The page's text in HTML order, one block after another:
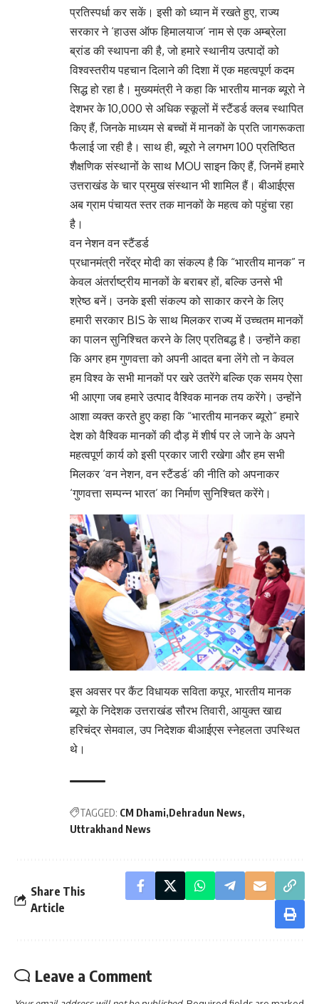
प्रतिस्पर्धा कर सकें। इसी को ध्यान में रखते हुए, राज्य
सरकार ने ‘हाउस ऑफ हिमालयाज’ नाम से एक अम्ब्रेला
ब्रांड की स्थापना की है, जो हमारे स्थानीय उत्पादों को
विश्वस्तरीय पहचान दिलाने की दिशा में एक महत्वपूर्ण कदम
सिद्ध हो रहा है। मुख्यमंत्री ने कहा कि भारतीय मानक ब्यूरो ने
देशभर के 10,000 से अधिक स्कूलों में स्टैंडर्ड क्लब स्थापित
किए हैं, जिनके माध्यम से बच्चों में मानकों के प्रति जागरूकता
फैलाई जा रही है। साथ ही, ब्यूरो ने लगभग 100 प्रतिष्ठित
शैक्षणिक संस्थानों के साथ MOU साइन किए हैं, जिनमें हमारे
उत्तराखंड के चार प्रमुख संस्थान भी शामिल हैं। बीआईएस
अब ग्राम पंचायत स्तर तक मानकों के महत्व को पहुंचा रहा
है।
वन नेशन वन स्टैंडर्ड
प्रधानमंत्री नरेंद्र मोदी का संकल्प है कि “भारतीय मानक” न
केवल अंतर्राष्ट्रीय मानकों के बराबर हों, बल्कि उनसे भी
श्रेष्ठ बनें। उनके इसी संकल्प को साकार करने के लिए
हमारी सरकार BIS के साथ मिलकर राज्य में उच्चतम मानकों
का पालन सुनिश्चित करने के लिए प्रतिबद्ध है। उन्होंने कहा
कि अगर हम गुणवत्ता को अपनी आदत बना लेंगे तो न केवल
हम विश्व के सभी मानकों पर खरे उतरेंगे बल्कि एक समय ऐसा
भी आएगा जब हमारे उत्पाद वैश्विक मानक तय करेंगे। उन्होंने
आशा व्यक्त करते हुए कहा कि “भारतीय मानकर ब्यूरो” हमारे
देश को वैश्विक मानकों की दौड़ में शीर्ष पर ले जाने के अपने
महत्वपूर्ण कार्य को इसी प्रकार जारी रखेगा और हम सभी
मिलकर ‘वन नेशन, वन स्टैंडर्ड’ की नीति को अपनाकर
‘गुणवत्ता सम्पन्न भारत’ का निर्माण सुनिश्चित करेंगे।
इस अवसर पर कैंट विधायक सविता कपूर, भारतीय मानक
ब्यूरो के निदेशक उत्तराखंड सौरभ तिवारी, आयुक्त खाद्य
हरिचंद्र सेमवाल, उप निदेशक बीआईएस स्नेहलता उपस्थित
थे।
TAGGED: CM Dhami Dehradun News
Uttrakhand News
Share This
Article
Leave a Comment